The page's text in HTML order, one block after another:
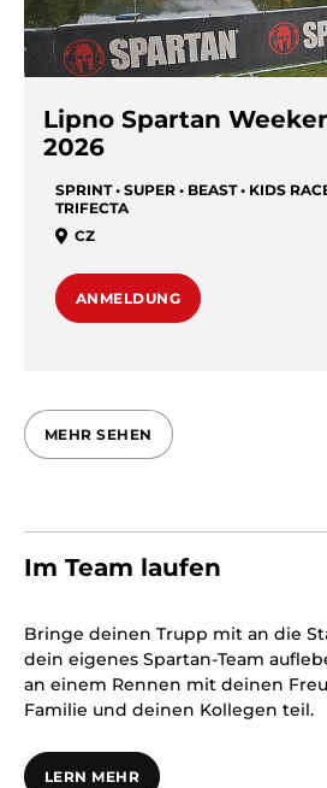
Lipno Spartan
2026
SPRINT • SUPER • BEAST • KIDS
TRIFECTA
CZ
ANMELDUNG
MEHR SEHEN
Im Team laufen
Bringe deinen Trupp mit an die
dein eigenes Spartan-Team
an einem Rennen mit deinen
Familie und deinen Kollegen teil.
LERN MEHR